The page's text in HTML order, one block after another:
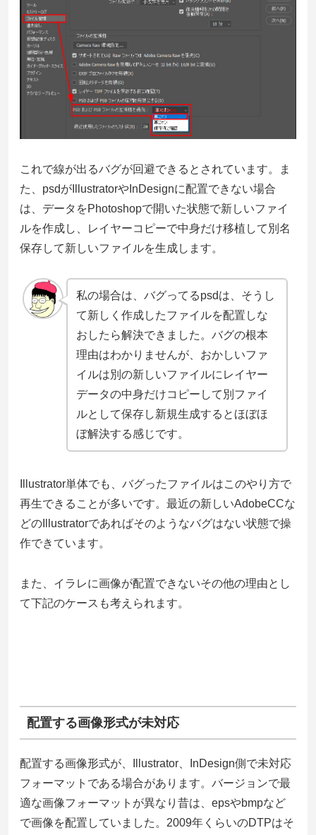
これで線が出るバグが回避できるとされています。ま
た、psdがIllustratorやInDesignに配置できない場合
は、データをPhotoshopで開いた状態で新しいファイ
ルを作成し、レイヤーコピーで中身だけ移植して別名
保存して新しいファイルを生成します。
私の場合は、バグってるpsdは、そうし
て新しく作成したファイルを配置しな
おしたら解決できました。バグの根本
理由はわかりませんが、おかしいファ
イルは別の新しいファイルにレイヤー
データの中身だけコピーして別ファイ
ルとして保存し新規生成するとほぼほ
ぼ解決する感じです。
Illustrator単体でも、バグったファイルはこのやり方で
再生できることが多いです。最近の新しいAdobeCCな
どのIllustratorであればそのようなバグはない状態で操
作できています。
また、イラレに画像が配置できないその他の理由とし
て下記のケースも考えられます。
配置する画像形式が未対応
配置する画像形式が、Illustrator、InDesign側で未対応
フォーマットである場合があります。バージョンで最
適な画像フォーマットが異なり昔は、epsやbmpなど
で画像を配置していました。2009年くらいのDTPはそ